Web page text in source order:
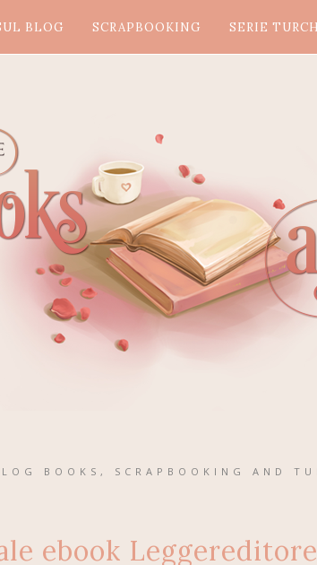
BLOG SCRAPBOOKING SERIE
BOOKS, SCRAPBOOKING AND
ebook Leggereditore